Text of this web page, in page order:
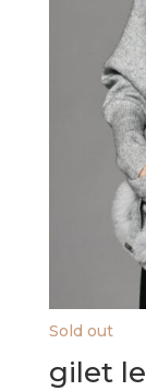
Sold out
gilet